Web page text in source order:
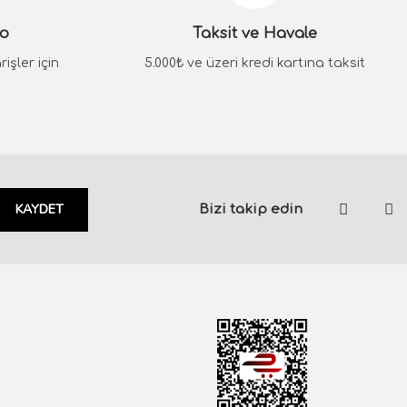
için
Taksit ve Havale
5.000₺ ve üzeri kredi kartına taksit
KAYDET Bizi takip edin